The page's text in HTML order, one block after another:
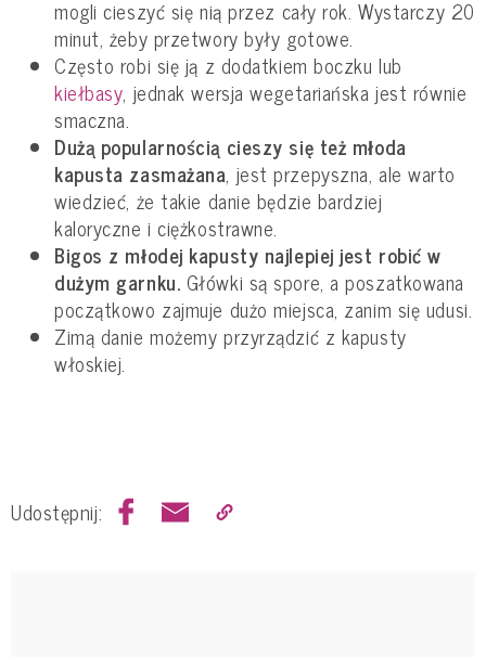
mogli cieszyć się nią przez cały rok. Wystarczy 20
minut, żeby przetwory były gotowe.
Często robi się ją z dodatkiem boczku lub
kiełbasy, jednak wersja wegetariańska jest równie
smaczna.
Dużą popularnością cieszy się też młoda
kapusta zasmażana, jest przepyszna, ale warto
wiedzieć, że takie danie będzie bardziej
kaloryczne i ciężkostrawne.
Bigos z młodej kapusty najlepiej jest robić w
dużym garnku. Główki są spore, a poszatkowana
początkowo zajmuje dużo miejsca, zanim się udusi.
Zimą danie możemy przyrządzić z kapusty
włoskiej.
Udostępnij: